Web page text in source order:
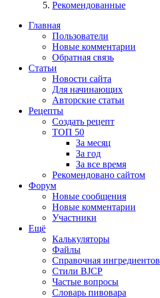
Рекомендованные
Главная
Пользователи
Новые комментарии
Обратная связь
Статьи
Новости сайта
Для начинающих
Авторские статьи
Рецепты
Создать рецепт
ТОП 50
За месяц
За год
За все время
Рекомендовано сайтом
Форум
Новые сообщения
Новые комментарии
Участники
Ещё
Калькуляторы
Файлы
Справочная ингредиентов
Стили BJCP
Частые вопросы
Словарь пивовара